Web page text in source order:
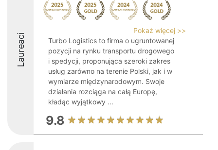
Laureaci
Pokaż więcej >>
Turbo Logistics to firma o ugruntowanej
pozycji na rynku transportu drogowego
i spedycji, proponująca szeroki zakres
usług zarówno na terenie Polski, jak i w
wymiarze międzynarodowym. Swoje
działania rozciąga na całą Europę,
kładąc wyjątkowy ...
9.8